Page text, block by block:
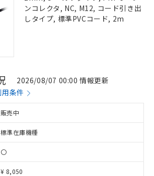
ンコレクタ, NC, M12, コード引き出
しタイプ, 標準PVCコード, 2m
2026/08/07 00:00 情報更新
条件
販売中
標準在庫機種
〇
¥ 8,050